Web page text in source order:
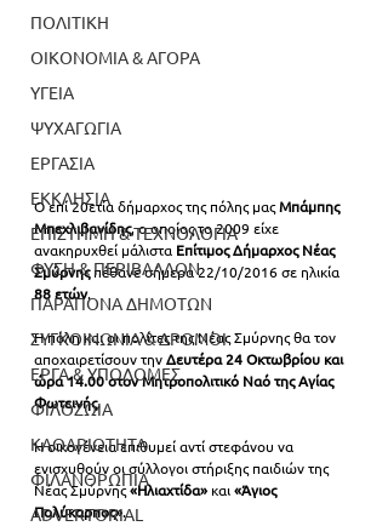
ΠΟΛΙΤΙΚΗ
ΟΙΚΟΝΟΜΙΑ & ΑΓΟΡΑ
ΥΓΕΙΑ
ΨΥΧΑΓΩΓΙΑ
ΕΡΓΑΣΙΑ
ΕΚΚΛΗΣΙΑ
ΕΠΙΣΤΗΜΗ & ΤΕΧΝΟΛΟΓΙΑ
ΦΥΣΗ & ΠΕΡΙΒΑΛΛΟΝ
ΠΑΡΑΠΟΝΑ ΔΗΜΟΤΩΝ
ΣΥΓΚΟΙΝΩΝΙΑ & ΔΡΟΜΟΙ
ΕΡΓΑ & ΥΠΟΔΟΜΕΣ
ΦΙΛΟΖΩΙΑ
ΚΑΘΑΡΙΟΤΗΤΑ
ΦΙΛΑΝΘΡΩΠΙΑ
ADVERTORIAL
Ο επί 20ετία δήμαρχος της πόλης μας Μπάμπης
Μπεχλιβανίδης, ο οποίος το 2009 είχε
ανακηρυχθεί μάλιστα Επίτιμος Δήμαρχος Νέας
Σμύρνης πέθανε σήμερα 22/10/2016 σε ηλικία
88 ετών.
Η πόλη και οι πολίτες της Νέας Σμύρνης θα τον
αποχαιρετίσουν την Δευτέρα 24 Οκτωβρίου και
ώρα 14.00 στον Μητροπολιτικό Ναό της Αγίας
Φωτεινής.
Η οικογένεια επιθυμεί αντί στεφάνου να
ενισχυθούν οι σύλλογοι στήριξης παιδιών της
Νέας Σμύρνης «Ηλιαχτίδα» και «Άγιος
Πολύκαρπος».